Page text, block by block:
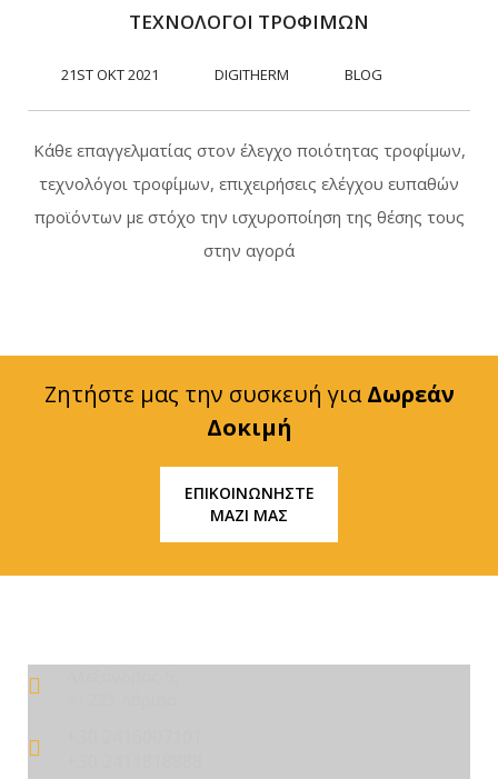
ΤΕΧΝΟΛΟΓΟΙ ΤΡΟΦΙΜΩΝ
21ST ΟΚΤ 2021 DIGITHERM BLOG
Κάθε επαγγελματίας στον έλεγχο ποιότητας τροφίμων,
τεχνολόγοι τροφίμων, επιχειρήσεις ελέγχου ευπαθών
προϊόντων με στόχο την ισχυροποίηση της θέσης τους
στην αγορά
Ζητήστε μας την συσκευή γιαΔωρεάν
Δοκιμή
ΕΠΙΚΟΙΝΩΝΗΣΤΕ
ΜΑΖΙ ΜΑΣ